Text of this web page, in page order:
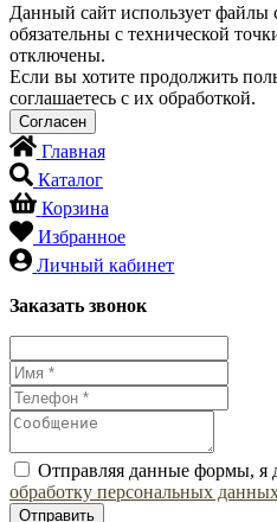
Данный сайт использует файлы
обязательны с технической
отключены.
Если вы хотите продолжить
соглашаетесь с их обработкой.
Главная
Каталог
Корзина
Избранное
Личный кабинет
Заказать звонок
Отправляя данные формы, я
обработку персональных
Отправить